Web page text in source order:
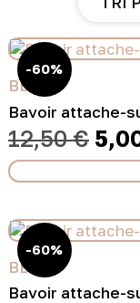
-60%
BB&CO
Bavoir attache-
12,50€ Le
prix
-60%
BB&CO
Bavoir attache-